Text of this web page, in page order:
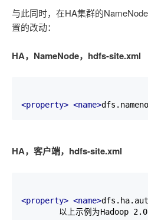
与此同时，在HA集群的
置的改动：
HA，NameNode，hdfs-site.xml
<property> <name>
HA，客户端，hdfs-site.xml
<property> <name>
以上示例为Hadoop 2.0